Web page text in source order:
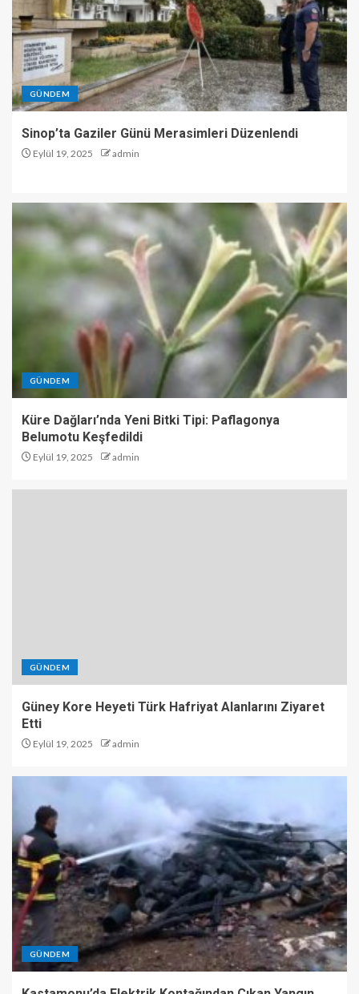
GÜNDEM
Sinop’ta Gaziler Günü Merasimleri Düzenlendi
Eylül 19, 2025 admin
GÜNDEM
Küre Dağları’nda Yeni Bitki Tipi: Paflagonya
Belumotu Keşfedildi
Eylül 19, 2025 admin
GÜNDEM
Güney Kore Heyeti Türk Hafriyat Alanlarını Ziyaret
Etti
Eylül 19, 2025 admin
GÜNDEM